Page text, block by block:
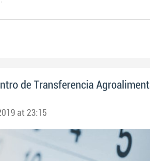
de Transferencia
at 23:15